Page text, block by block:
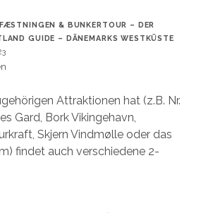
& BUNKERTOUR – DER
GUIDE – DÄNEMARKS WESTKÜSTE
Attraktionen hat (z.B. Nr.
Gard, Bork Vikingehavn,
Skjern Vindmølle oder das
findet auch verschiedene 2-